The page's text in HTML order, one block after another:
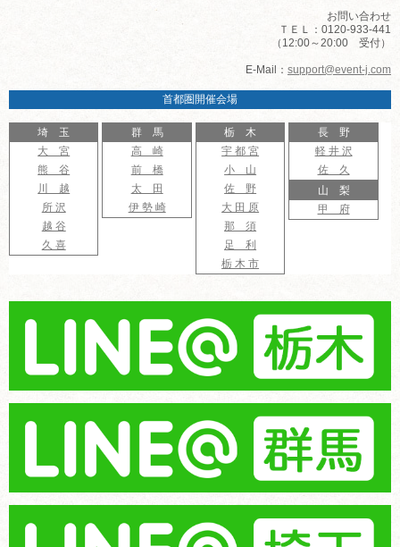
お問い合わせ
ＴＥＬ：0120-933-441
（12:00～20:00 受付）
E-Mail： support@event-j.com
首都圏開催会場
埼 玉
大 宮
熊 谷
川 越
所 沢
越 谷
久 喜
群 馬
高 崎
前 橋
太 田
伊 勢 崎
栃 木
宇 都 宮
小 山
佐 野
大 田 原
那 須
足 利
栃 木 市
長 野
軽 井 沢
佐 久
山 梨
甲 府